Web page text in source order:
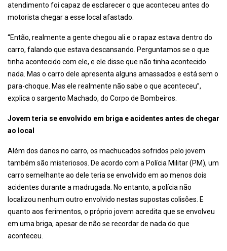
atendimento foi capaz de esclarecer o que aconteceu antes do
motorista chegar a esse local afastado.
“Então, realmente a gente chegou ali e o rapaz estava dentro do
carro, falando que estava descansando. Perguntamos se o que
tinha acontecido com ele, e ele disse que não tinha acontecido
nada. Mas o carro dele apresenta alguns amassados e está sem o
para-choque. Mas ele realmente não sabe o que aconteceu”,
explica o sargento Machado, do Corpo de Bombeiros.
Jovem teria se envolvido em briga e acidentes antes de chegar
ao local
Além dos danos no carro, os machucados sofridos pelo jovem
também são misteriosos. De acordo com a Polícia Militar (PM), um
carro semelhante ao dele teria se envolvido em ao menos dois
acidentes durante a madrugada. No entanto, a polícia não
localizou nenhum outro envolvido nestas supostas colisões. E
quanto aos ferimentos, o próprio jovem acredita que se envolveu
em uma briga, apesar de não se recordar de nada do que
aconteceu.